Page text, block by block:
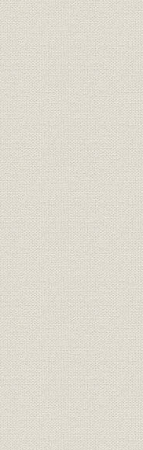
闘